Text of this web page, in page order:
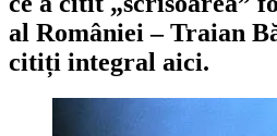
al României – Traian
citiți integral aici.